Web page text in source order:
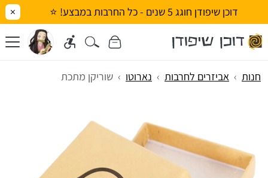
דוכן שיפודן חוגג 5 שנים - כל החרבות במבצע! ⭐ ×
חנות אביזרים לחרבות נארוטו שוריקן מתכת